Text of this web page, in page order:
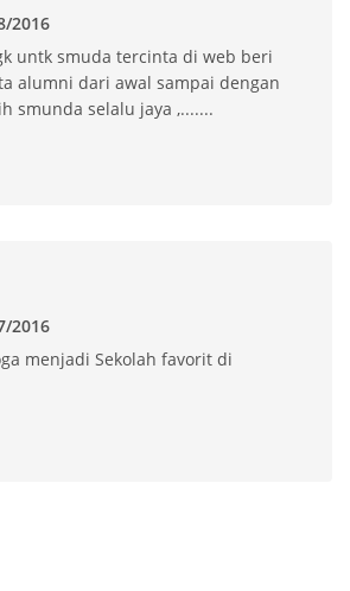
2016
untk smuda tercinta di web beri
alumni dari awal sampai dengan
smunda selalu jaya ,.......
2016
menjadi Sekolah favorit di